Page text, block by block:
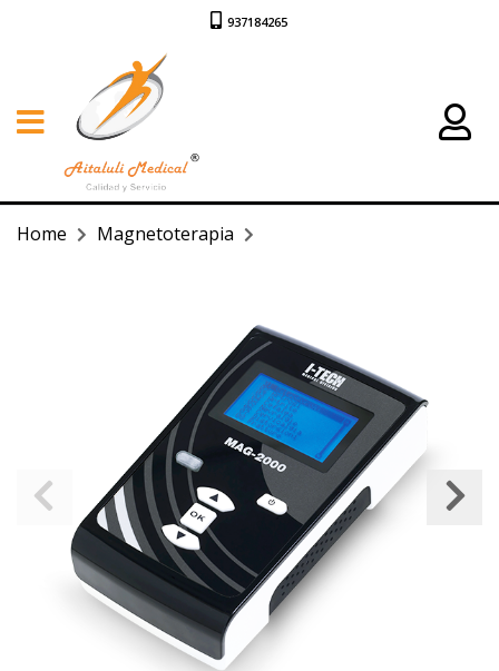
937184265
Home Magnetoterapia